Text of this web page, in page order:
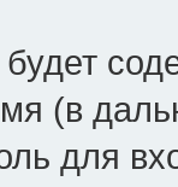
(в
для